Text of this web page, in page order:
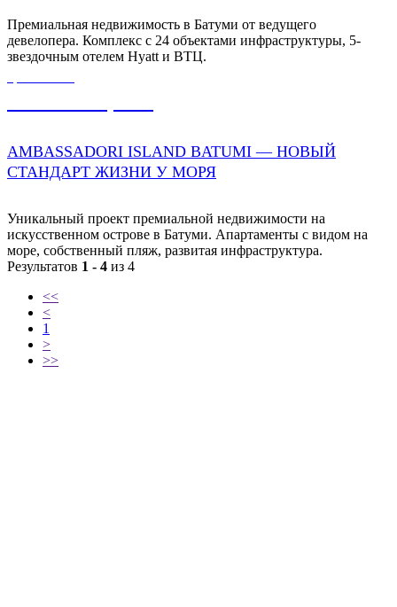
Премиальная недвижимость в Батуми от ведущего
девелопера. Комплекс с 24 объектами инфраструктуры, 5-
звездочным отелем Hyatt и ВТЦ.
AMBASSADORI ISLAND BATUMI — НОВЫЙ
СТАНДАРТ ЖИЗНИ У МОРЯ
Уникальный проект премиальной недвижимости на
искусственном острове в Батуми. Апартаменты с видом на
море, собственный пляж, развитая инфраструктура.
Результатов 1 - 4 из 4
<<
<
1
>
>>